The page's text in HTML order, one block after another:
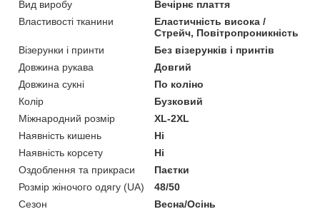
Вид виробу
Вечірнє плаття
Властивості тканини
Еластичність висока /
Стрейч, Повітропроникність
Візерунки і принти
Без візерунків і принтів
Довжина рукава
Довгий
Довжина сукні
По коліно
Колір
Бузковий
Міжнародний розмір
XL-2XL
Наявність кишень
Ні
Наявність корсету
Ні
Оздоблення та прикраси
Паєтки
Розмір жіночого одягу (UA)
48/50
Сезон
Весна/Осінь